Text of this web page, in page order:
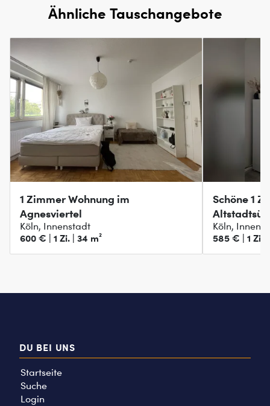
Ähnliche Tauschangebote
1 Zimmer Wohnung im
Agnesviertel
Köln, Innenstadt
600 € | 1 Zi. | 34 m²
Schöne 1
Altstadtsüd
Köln,
585 € | 1 Zi. |
DU BEI UNS
Startseite
Suche
Login